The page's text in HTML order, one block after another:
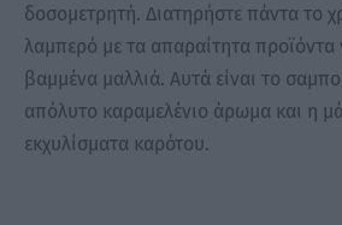
δοσομετρητή. Διατηρήστε πάντα το
λαμπερό με τα απαραίτητα προϊόντα
βαμμένα μαλλιά. Αυτά είναι το
απόλυτο καραμελένιο άρωμα και η
εκχυλίσματα καρότου.